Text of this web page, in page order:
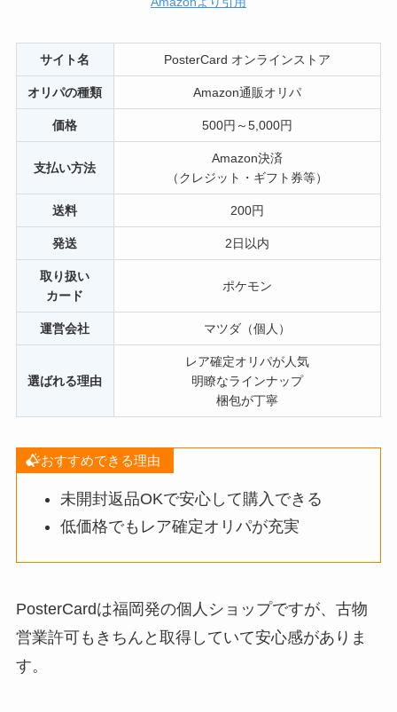
サイト名 PosterCard オンラインストア
オリパの種類 Amazon通販オリパ
価格 500円～5,000円
支払い方法
Amazon決済
（クレジット・ギフト券等）
送料 200円
発送 2日以内
取り扱い
カード
ポケモン
運営会社 マツダ（個人）
選ばれる理由
レア確定オリパが人気
明瞭なラインナップ
梱包が丁寧
おすすめできる理由
未開封返品OKで安心して購入できる
低価格でもレア確定オリパが充実
PosterCardは福岡発の個人ショップですが、古物
営業許可もきちんと取得していて安心感がありま
す。